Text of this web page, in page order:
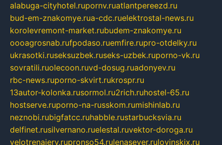
alabuga-cityhotel.rupornv.ruatlantpereezd.ru
bud-em-znakomye.rua-cdc.ruelektrostal-news.ru
korolevremont-market.rubudem-znakomye.ru
oooagrosnab.rufpodaso.ruemfire.rupro-otdelky.ru
ukrasotki.ruseksuzbek.ruseks-uzbek.ruporno-vk.ru
sovratili.ruolecoon.ruvd-dosug.ruadonyev.ru
rbc-news.ruporno-skvirt.rukrospr.ru
13autor-kolonka.rusormol.ru2rich.ruhostel-65.ru
hostserve.ruporno-na-russkom.rumishinlab.ru
neznobi.rubigfatcc.ruhabble.rustarbucksvia.ru
delfinet.rusilvernano.ruelestal.ruvektor-doroga.ru
velotrenajery.rupronso54.rulenasever.rulovinskix.ru